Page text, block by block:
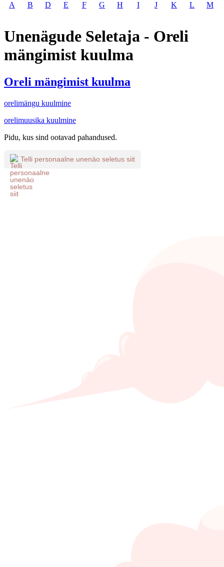
A B D E F G H I J K L M
Unenägude Seletaja - Oreli
mängimist kuulma
Oreli mängimist kuulma
orelimängu kuulmine
orelimuusika kuulmine
Pidu, kus sind ootavad pahandused.
Telli personaalne unenäo seletus siit